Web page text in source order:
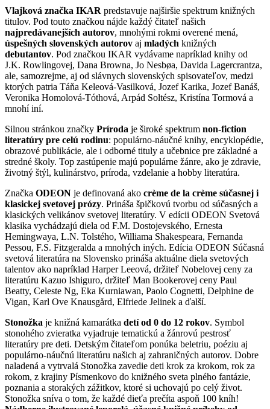
Vlajková značka IKAR predstavuje najširšie spektrum knižných
titulov. Pod touto značkou nájde každý čitateľ našich
najpredávanejších autorov, mnohými rokmi overené mená,
úspešných slovenských autorov aj mladých knižných
debutantov. Pod značkou IKAR vydávame napríklad knihy od
J.K. Rowlingovej, Dana Browna, Jo Nesbøa, Davida Lagercrantza,
ale, samozrejme, aj od slávnych slovenských spisovateľov, medzi
ktorých patria Táňa Keleová-Vasilková, Jozef Karika, Jozef Banáš,
Veronika Homolová-Tóthová, Arpád Soltész, Kristína Tormová a
mnohí iní.
Silnou stránkou značky Príroda je široké spektrum non-fiction
literatúry pre celú rodinu: populárno-náučné knihy, encyklopédie,
obrazové publikácie, ale i odborné tituly a učebnice pre základné a
stredné školy. Top zastúpenie majú populárne žánre, ako je zdravie,
životný štýl, kulinárstvo, príroda, vzdelanie a hobby literatúra.
Značka ODEON je definovaná ako crème de la crème súčasnej i
klasickej svetovej prózy. Prináša špičkovú tvorbu od súčasných a
klasických velikánov svetovej literatúry. V edícii ODEON Svetová
klasika vychádzajú diela od F.M. Dostojevského, Ernesta
Hemingwaya, L.N. Tolstého, Williama Shakespeara, Fernanda
Pessou, F.S. Fitzgeralda a mnohých iných. Edícia ODEON Súčasná
svetová literatúra na Slovensko prináša aktuálne diela svetových
talentov ako napríklad Harper Leeová, držiteľ Nobelovej ceny za
literatúru Kazuo Ishiguro, držiteľ Man Bookerovej ceny Paul
Beatty, Celeste Ng, Eka Kurniawan, Paolo Cognetti, Delphine de
Vigan, Karl Ove Knausgård, Elfriede Jelinek a ďalší.
Stonožka je knižná kamarátka detí od 0 do 12 rokov. Symbol
stonohého zvieratka vyjadruje tematickú a žánrovú pestrosť
literatúry pre deti. Detským čitateľom ponúka beletriu, poéziu aj
populárno-náučnú literatúru našich aj zahraničných autorov. Dobre
naladená a vytrvalá Stonožka zavedie deti krok za krokom, rok za
rokom, z krajiny Písmenkovo do knižného sveta plného fantázie,
poznania a storakých zážitkov, ktoré si uchovajú po celý život.
Stonožka sníva o tom, že každé dieťa prečíta aspoň 100 kníh!